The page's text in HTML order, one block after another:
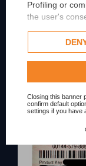
Profiling or
the user's
Google uses
Privacy Policy.
Check our
Closing this banner
confirm default
settings if you have